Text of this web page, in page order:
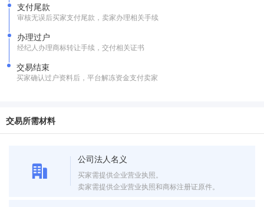
支付尾款
审核无误后买家支付尾款，卖家办理相关手续
办理过户
经纪人办理商标转让手续，交付相关证书
交易结束
买家确认过户资料后，平台解冻资金支付卖家
交易所需材料
公司法人名义
买家需提供企业营业执照。
卖家需提供企业营业执照和商标注册证原件。